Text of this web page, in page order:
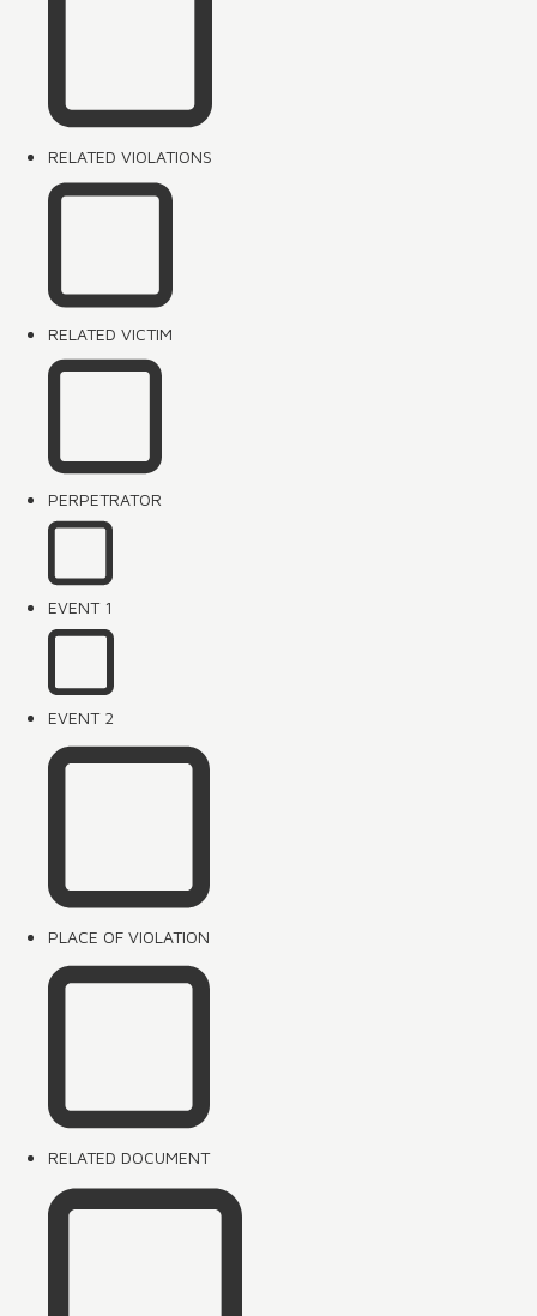
RELATED VIOLATIONS
RELATED VICTIM
PERPETRATOR
EVENT 1
EVENT 2
PLACE OF VIOLATION
RELATED DOCUMENT